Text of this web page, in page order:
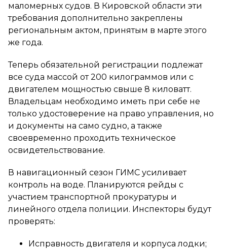
маломерных судов. В Кировской области эти
требования дополнительно закреплены
региональным актом, принятым в марте этого
же года.
Теперь обязательной регистрации подлежат
все суда массой от 200 килограммов или с
двигателем мощностью свыше 8 киловатт.
Владельцам необходимо иметь при себе не
только удостоверение на право управления, но
и документы на само судно, а также
своевременно проходить техническое
освидетельствование.
В навигационный сезон ГИМС усиливает
контроль на воде. Планируются рейды с
участием транспортной прокуратуры и
линейного отдела полиции. Инспекторы будут
проверять:
Исправность двигателя и корпуса лодки;